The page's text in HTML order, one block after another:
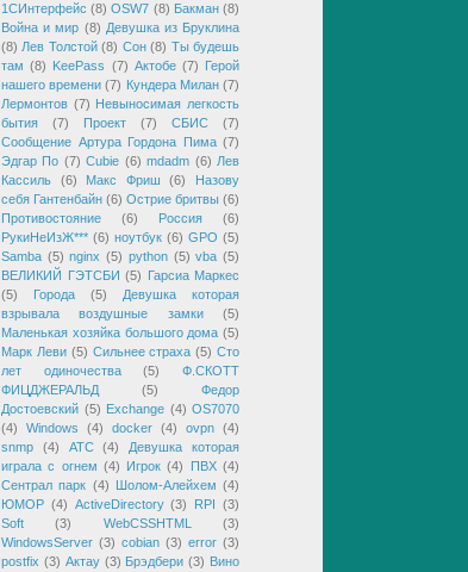
1СИнтерфейс (8) OSW7 (8) Бакман (8)
Война и мир (8) Девушка из Бруклина
(8) Лев Толстой (8) Сон (8) Ты будешь
там (8) KeePass (7) Актобе (7)
Герой
нашего времени (7) Кундера Милан (7)
Лермонтов (7) Невыносимая легкость
бытия
(7) Проект (7) СБИС
(7)
Сообщение Артура Гордона Пима (7)
Эдгар По (7) Cubie (6) mdadm (6) Лев
Кассиль
(6) Макс Фриш (6)
Назову
себя Гантенбайн (6) Острие бритвы (6)
Противостояние
(6) Россия
(6)
РукиНеИзЖ*** (6) ноутбук (6) GPO (5)
Samba (5) nginx (5) python (5) vba (5)
ВЕЛИКИЙ ГЭТСБИ (5)
Гарсиа Маркес
(5)
Города (5)
Девушка которая
взрывала воздушные замки
(5)
Маленькая хозяйка большого дома (5)
Марк Леви (5) Сильнее страха (5) Сто
лет одиночества
(5)
Ф.СКОТТ
ФИЦДЖЕРАЛЬД
(5)
Федор
Достоевский (5) Exchange (4) OS7070
(4)
Windows (4) docker (4) ovpn (4)
snmp
(4) АТС (4)
Девушка которая
играла с огнем (4) Игрок (4) ПВХ (4)
Сентрал парк (4) Шолом-Алейхем (4)
ЮМОР (4) ActiveDirectory (3) RPI
(3)
Soft
(3) WebCSSHTML
(3)
WindowsServer (3) cobian (3) error (3)
postfix (3) Актау (3) Брэдбери (3) Вино